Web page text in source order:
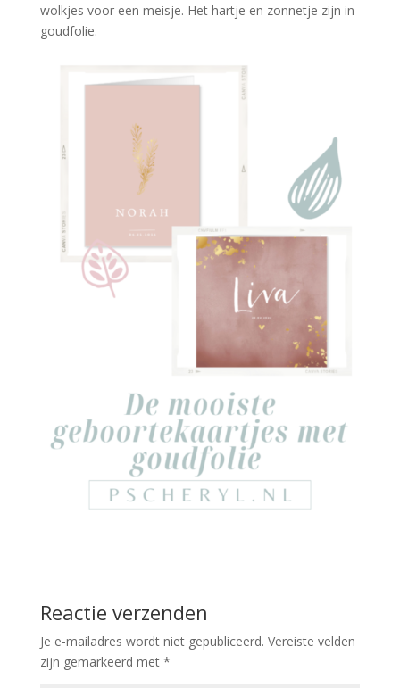
wolkjes voor een meisje. Het hartje en zonnetje zijn in
goudfolie.
Reactie verzenden
Je e-mailadres wordt niet gepubliceerd. Vereiste velden
zijn gemarkeerd met *